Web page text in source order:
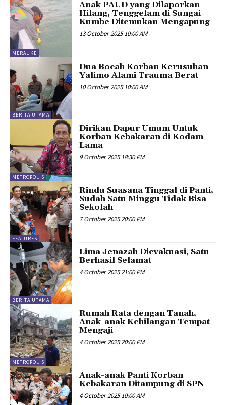
MERAUKE
Anak PAUD yang Dilaporkan
Hilang, Tenggelam di Sungai
Kumbe Ditemukan Mengapung
13 October 2025 10:00 AM
BERITA UTAMA
Dua Bocah Korban Kerusuhan
Yalimo Alami Trauma Berat
10 October 2025 10:00 AM
METROPOLIS
Dirikan Dapur Umum Untuk
Korban Kebakaran di Kodam
Lama
9 October 2025 18:30 PM
FEATURES
Rindu Suasana Tinggal di Panti,
Sudah Satu Minggu Tidak Bisa
Sekolah
7 October 2025 20:00 PM
BERITA UTAMA
Lima Jenazah Dievakuasi, Satu
Berhasil Selamat
4 October 2025 21:00 PM
METROPOLIS
Rumah Rata dengan Tanah,
Anak-anak Kehilangan Tempat
Mengaji
4 October 2025 20:00 PM
Anak-anak Panti Korban
Kebakaran Ditampung di SPN
4 October 2025 10:00 AM